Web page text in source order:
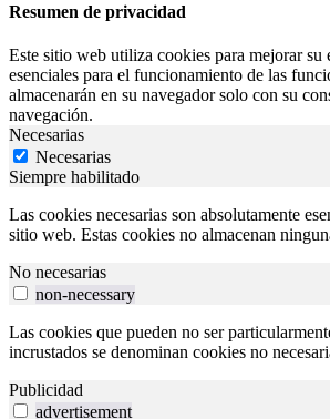
Resumen de privacidad
Este sitio web utiliza cookies para mejorar su
esenciales para el funcionamiento de las
almacenarán en su navegador solo con su
navegación.
Necesarias
Necesarias
Siempre habilitado
Las cookies necesarias son absolutamente
sitio web. Estas cookies no almacenan
No necesarias
non-necessary
Las cookies que pueden no ser
incrustados se denominan cookies no
Publicidad
advertisement